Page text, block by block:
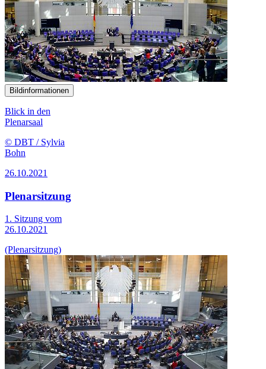
Bildinformationen
Blick in den
Plenarsaal
© DBT / Sylvia
Bohn
26.10.2021
Plenarsitzung
1. Sitzung vom
26.10.2021
(Plenarsitzung)